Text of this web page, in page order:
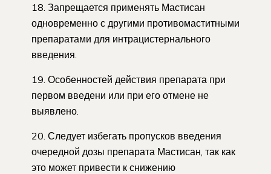
18. Запрещается применять Мастисан
одновременно с другими противомаститными
препаратами для интрацистернального
введения.
19. Особенностей действия препарата при
первом введени или при его отмене не
выявлено.
20. Следует избегать пропусков введения
очередной дозы препарата Мастисан, так как
это может привести к снижению